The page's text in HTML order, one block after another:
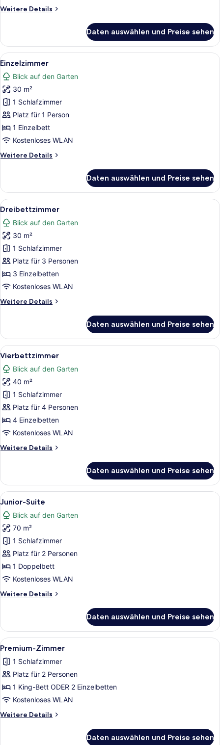
Weitere Details
Weitere
Daten auswählen und Preise sehen
Alle
Fotos
für
Einzelzimmer
anzeigen
Minibar, Zimmersafe,
5
Einzelzimmer
Blick auf den Garten
30 m²
1 Schlafzimmer
Platz für 1 Person
1 Einzelbett
Kostenloses WLAN
Weitere Details
Weitere
Daten auswählen und Preise sehen
Alle
Fotos
für
Dreibettzimmer
anzeigen
Ein Hotelzimmer mit Bett, Sofa,
7
Dreibettzimmer
Blick auf den Garten
30 m²
1 Schlafzimmer
Platz für 3 Personen
3 Einzelbetten
Kostenloses WLAN
Weitere Details
Weitere
Daten auswählen und Preise sehen
Alle
Fotos
für
Vierbettzimmer
anzeigen
Ein Hotelzimmer mit einem
4
Vierbettzimmer
Blick auf den Garten
40 m²
1 Schlafzimmer
Platz für 4 Personen
4 Einzelbetten
Kostenloses WLAN
Weitere Details
Weitere
Daten auswählen und Preise sehen
Alle
Fotos
für
Junior-
Suite
anzeigen
Ein Wohnzimmer mit einer
4
Junior-Suite
Blick auf den Garten
70 m²
1 Schlafzimmer
Platz für 2 Personen
1 Doppelbett
Kostenloses WLAN
Weitere Details
Weitere
Suite
Daten auswählen und Preise sehen
Alle
Fotos
für
Premium-
Zimmer
anzeigen
Ein Hotelzimmer mit einem
7
Premium-Zimmer
1 Schlafzimmer
Platz für 2 Personen
1 King-Bett ODER 2 Einzelbetten
Kostenloses WLAN
Weitere Details
Weitere
Daten auswählen und Preise sehen